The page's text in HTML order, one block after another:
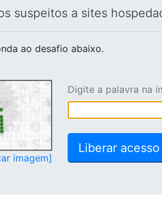
suspeitos a sites
ao desafio abaixo.
imagem]
Digite a palavra na